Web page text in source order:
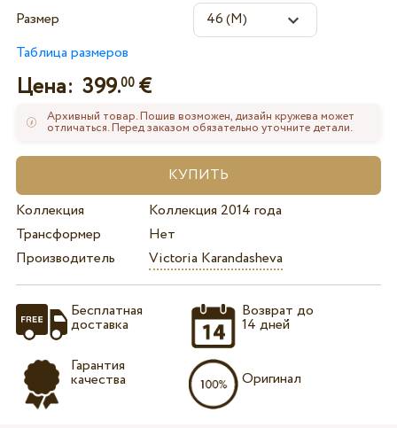
Размер
Таблица размеров
Цена: 399.00€
Архивный товар. Пошив возможен, дизайн кружева может
отличаться. Перед заказом обязательно уточните детали.
Коллекция
Коллекция 2014 года
Трансформер
Нет
Производитель
Victoria Karandasheva
Бесплатная
доставка
Гарантия
качества
Возврат до
14 дней
Оригинал